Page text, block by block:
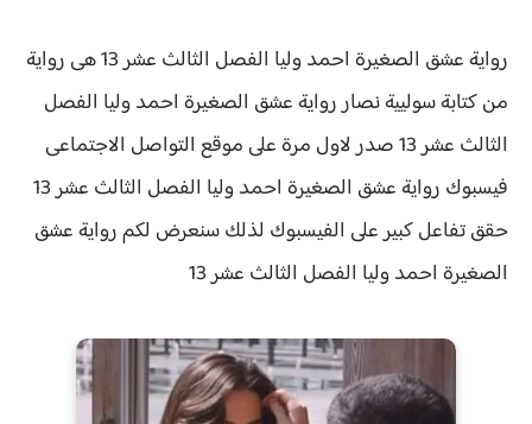
رواية عشق الصغيرة احمد وليا الفصل الثالث عشر 13 هى رواية
من كتابة سوليية نصار رواية عشق الصغيرة احمد وليا الفصل
الثالث عشر 13 صدر لاول مرة على موقع التواصل الاجتماعى
فيسبوك رواية عشق الصغيرة احمد وليا الفصل الثالث عشر 13
حققتفاعل كبير على الفيسبوك لذلك سنعرض لكمرواية عشق
الصغيرة احمد وليا الفصل الثالث عشر 13